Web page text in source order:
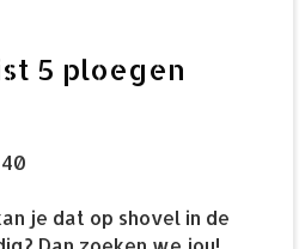
5 ploegen
40
je dat op shovel in de